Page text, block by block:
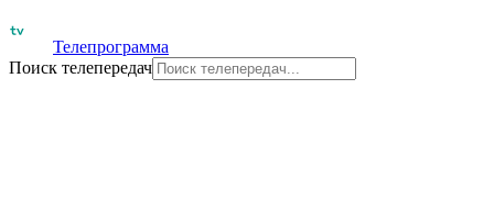
Телепрограмма
Поиск телепередач